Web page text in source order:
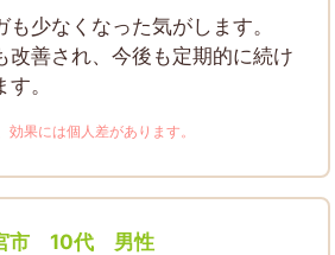
少なくなった気がします。
改善され、今後も定期的に続け
。
果には個人差があります。
市 10代 男性